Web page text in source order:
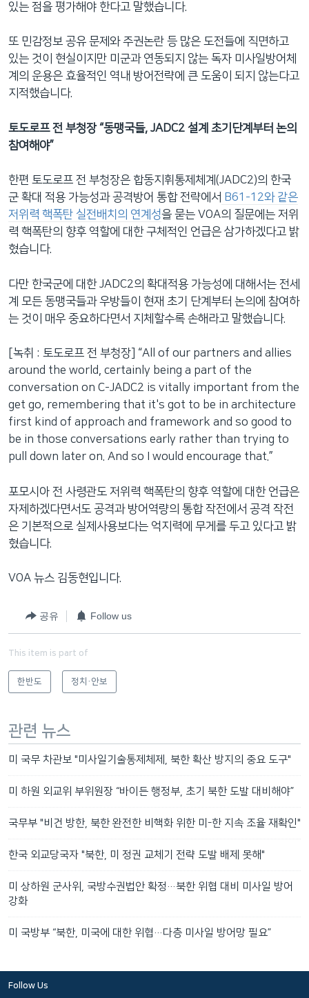
있는 점을 평가해야 한다고 말했습니다.
또 민감정보 공유 문제와 주권논란 등 많은 도전들에 직면하고
있는 것이 현실이지만 미군과 연동되지 않는 독자 미사일방어체
계의 운용은 효율적인 역내 방어전략에 큰 도움이 되지 않는다고
지적했습니다.
토도로프 전 부청장 “동맹국들, JADC2 설계 초기단계부터 논의
참여해야”
한편 토도로프 전 부청장은 합동지휘통제체계(JADC2)의 한국
군 확대 적용 가능성과 공격방어 통합 전략에서 B61-12와 같은
저위력 핵폭탄 실전배치의 연계성을 묻는 VOA의 질문에는 저위
력 핵폭탄의 향후 역할에 대한 구체적인 언급은 삼가하겠다고 밝
혔습니다.
다만 한국군에 대한 JADC2의 확대적용 가능성에 대해서는 전세
계 모든 동맹국들과 우방들이 현재 초기 단계부터 논의에 참여하
는 것이 매우 중요하다면서 지체할수록 손해라고 말했습니다.
[녹취 : 토도로프 전 부청장] “All of our partners and allies
around the world, certainly being a part of the
conversation on C-JADC2 is vitally important from the
get go, remembering that it's got to be in architecture
first kind of approach and framework and so good to
be in those conversations early rather than trying to
pull down later on. And so I would encourage that.”
포모시아 전 사령관도 저위력 핵폭탄의 향후 역할에 대한 언급은
자제하겠다면서도 공격과 방어역량의 통합 작전에서 공격 작전
은 기본적으로 실제사용보다는 억지력에 무게를 두고 있다고 밝
혔습니다.
VOA 뉴스 김동현입니다.
공유 Follow us
This item is part of
한반도 정치·안보
관련 뉴스
미 국무 차관보 "미사일기술통제체제, 북한 확산 방지의 중요 도구"
미 하원 외교위 부위원장 “바이든 행정부, 초기 북한 도발 대비해야”
국무부 "비건 방한, 북한 완전한 비핵화 위한 미-한 지속 조율 재확인"
한국 외교당국자 "북한, 미 정권 교체기 전략 도발 배제 못해"
미 상하원 군사위, 국방수권법안 확정…북한 위협 대비 미사일 방어
강화
미 국방부 “북한, 미국에 대한 위협…다층 미사일 방어망 필요”
Follow Us